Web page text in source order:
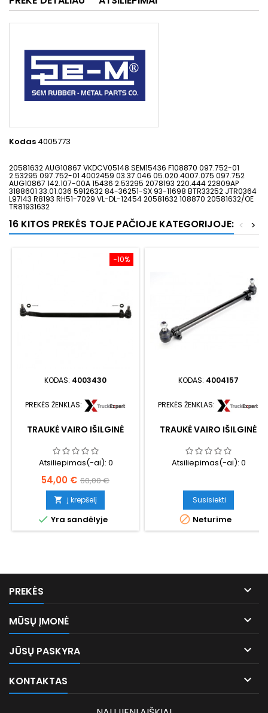
Kodas 4005773
20581632 AUG10867 VKDCV05148 SEM15436 F108870 097.752-01
2.53295 097.752-01 4002459 03.37.046 05.020.4007.075 097.752
AUG10867 142.107-00A 15436 2.53295 2078193 220.444 22809AP
3188601 33.01.036 5912632 84-36251-SX 93-11698 BTR33252 JTR0364
L97I43 R8193 RH51-7029 VL-DL-12454 20581632 108870 20581632/OE
TR81931632
16 KITOS PREKĖS TOJE PAČIOJE KATEGORIJOJE: >
<
−10%
KODAS: 4003430
PREKĖS ŽENKLAS:
TRAUKĖ VAIRO IŠILGINĖ
Atsiliepimas(-ai): 0
Kaina
54,00 € Bazinė
kaina
60,00 €
 Į krepšelį
 Yra sandėlyje
KODAS: 4004157
PREKĖS ŽENKLAS:
TRAUKĖ VAIRO IŠILGINĖ
Atsiliepimas(-ai): 0
Susisiekti
 Neturime
PREKĖS 
MŪSŲ ĮMONĖ 
JŪSŲ PASKYRA 
KONTAKTAS 